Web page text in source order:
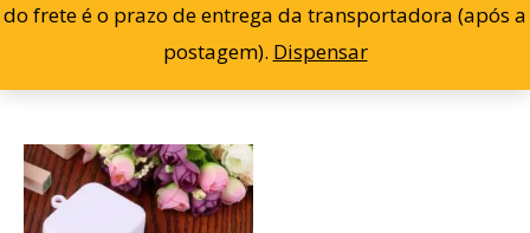
do frete é o prazo de entrega da transportadora (após a
postagem). Dispensar